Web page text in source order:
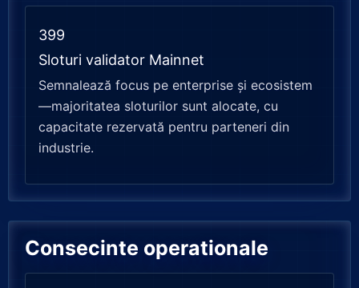
399
Sloturi validator Mainnet
Semnalează focus pe enterprise și ecosistem
—majoritatea sloturilor sunt alocate, cu
capacitate rezervată pentru parteneri din
industrie.
Consecinte operationale